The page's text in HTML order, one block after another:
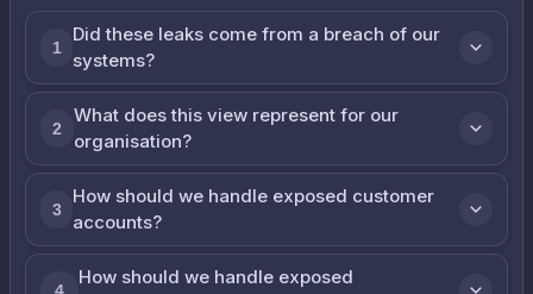
1
Did these leaks come from a breach of our
systems?
2
What does this view represent for our
organisation?
3
How should we handle exposed customer
accounts?
How should we handle exposed